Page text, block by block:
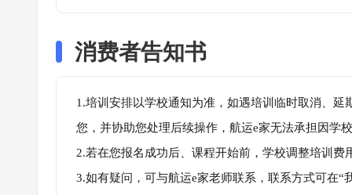
消费者告知书
1.培训安排以学校通知为准，如遇培训临时取消、
您，并协助您处理后续操作，航运e家无法承担因学
2.若在您报名成功后、课程开始前，学校调整培训
3.如有疑问，可与航运e家老师联系，联系方式可在